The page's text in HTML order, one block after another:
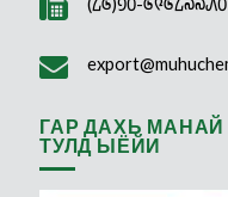
ГАР ДАХЬ
ТУЛД ЫЁЙИ